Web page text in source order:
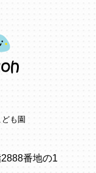
も園
番地の1